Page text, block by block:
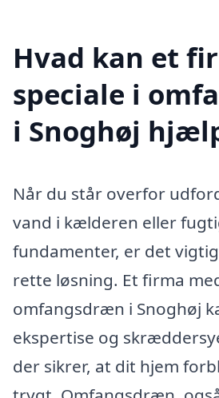
Hvad kan et
speciale i
i Snoghøj
Når du står overfor
vand i kælderen eller
fundamenter, er det
rette løsning. Et firma
omfangsdræn i Snoghøj
ekspertise og
der sikrer, at dit hjem